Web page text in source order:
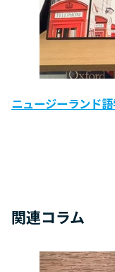
ニュージーランド
関連コラム